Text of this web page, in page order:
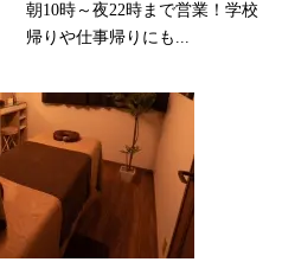
朝10時～夜22時まで営業！学校
帰りや仕事帰りにも...